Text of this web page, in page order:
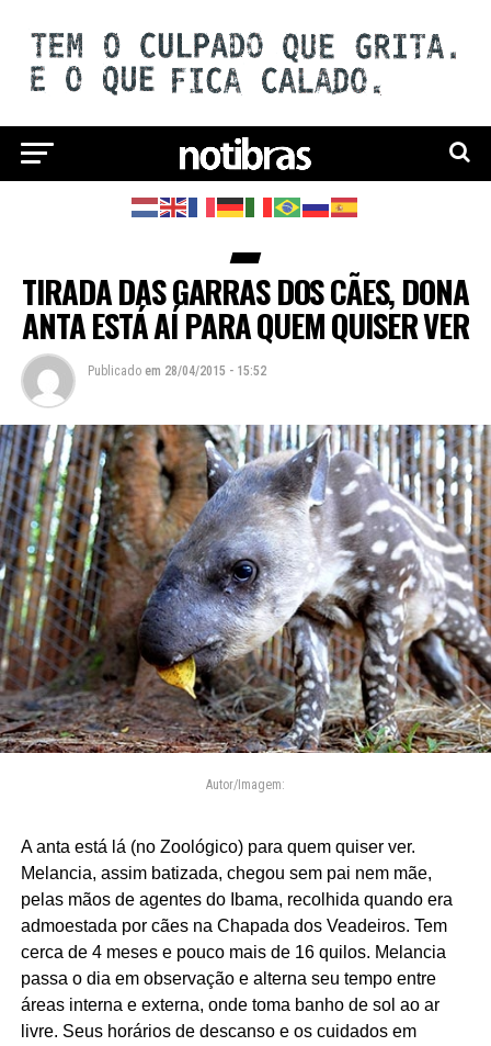
TIRADA DAS GARRAS DOS CÃES, DONA
ANTA ESTÁ AÍ PARA QUEM QUISER VER
Publicado em 28/04/2015 - 15:52
Autor/Imagem:
A anta está lá (no Zoológico) para quem quiser ver.
Melancia, assim batizada, chegou sem pai nem mãe,
pelas mãos de agentes do Ibama, recolhida quando era
admoestada por cães na Chapada dos Veadeiros. Tem
cerca de 4 meses e pouco mais de 16 quilos. Melancia
passa o dia em observação e alterna seu tempo entre
áreas interna e externa, onde toma banho de sol ao ar
livre. Seus horários de descanso e os cuidados em